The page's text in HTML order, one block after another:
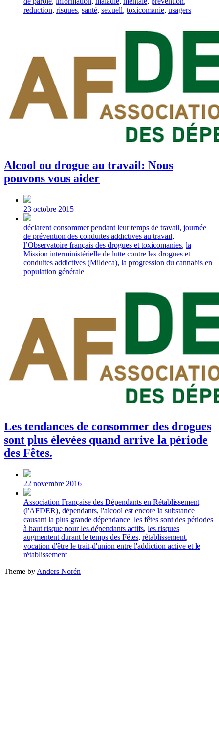
reduction, risques, santé, sexuell, toxicomanie, usagers
Alcool ou drogue au travail: Nous
pouvons vous aider
Post
date
23 octobre 2015
Tagged
with
déclarent consommer pendant leur temps de travail, journée
de prévention des conduites addictives au travail,
l’Observatoire français des drogues et toxicomanies, la
Mission interministérielle de lutte contre les drogues et
conduites addictives (Mildeca), la progression du cannabis en
population générale
Les tendances de consommer des drogues
sont plus élevées quand arrive la période
des Fêtes.
Post
date
22 novembre 2016
Tagged
with
Association Française des Dépendants en Rétablissement
(l'AFDER), dépendants, l'alcool est encore la substance
causant la plus grande dépendance, les fêtes sont des périodes
à haut risque pour les dépendants actifs, les risques
augmentent durant le temps des Fêtes, rétablissement,
vocation d'être le trait-d'union entre l'addiction active et le
rétablissement
Theme by Anders Norén